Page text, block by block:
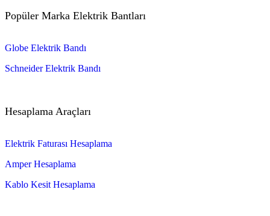
Popüler Marka Elektrik Bantları
Globe Elektrik Bandı
Schneider Elektrik Bandı
Hesaplama Araçları
Elektrik Faturası Hesaplama
Amper Hesaplama
Kablo Kesit Hesaplama